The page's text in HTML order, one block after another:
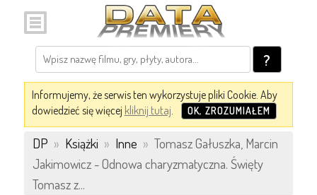
?
Informujemy, że serwis ten wykorzystuje pliki Cookie. Aby
dowiedzieć się więcej kliknij tutaj. OK, ZROZUMIAŁEM
DP » Książki » Inne » Tomasz Gałuszka, Marcin
Jakimowicz - Odnowa charyzmatyczna. Święty
Tomasz z...